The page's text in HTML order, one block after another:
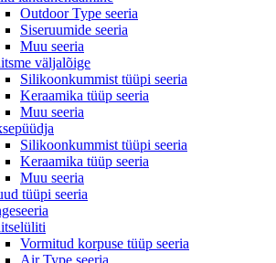
Outdoor Type seeria
Siseruumide seeria
Muu seeria
väljalõige
Silikoonkummist tüüpi seeria
Keraamika tüüp seeria
Muu seeria
Silikoonkummist tüüpi seeria
Keraamika tüüp seeria
Muu seeria
tüüpi seeria
Vormitud korpuse tüüp seeria
Air Type seeria